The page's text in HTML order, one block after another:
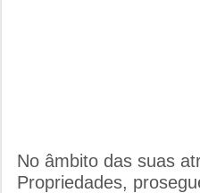
No âmbito das suas
Propriedades,